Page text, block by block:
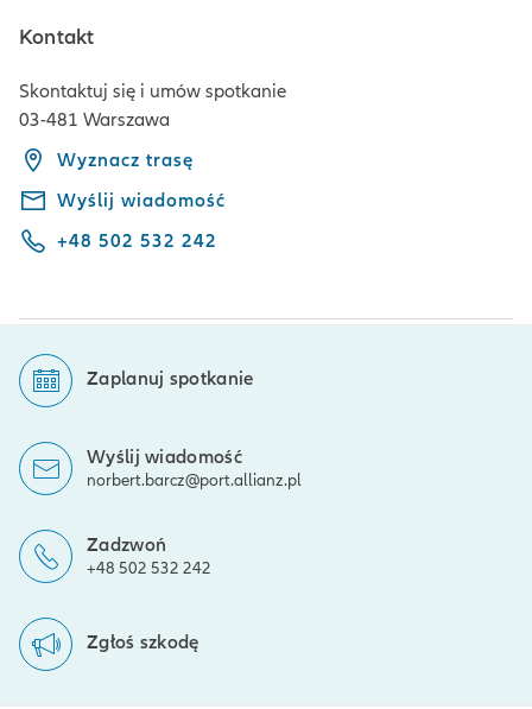
Kontakt
Skontaktuj się i umów spotkanie
03-481 Warszawa
Wyznacz trasę
Wyślij wiadomość
+48 502 532 242
Zaplanuj spotkanie
Wyślij wiadomość
norbert.barcz@port.allianz.pl
Zadzwoń
+48 502 532 242
Zgłoś szkodę